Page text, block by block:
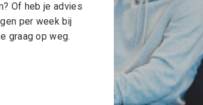
Of heb je advies
per week bij
graag op weg.